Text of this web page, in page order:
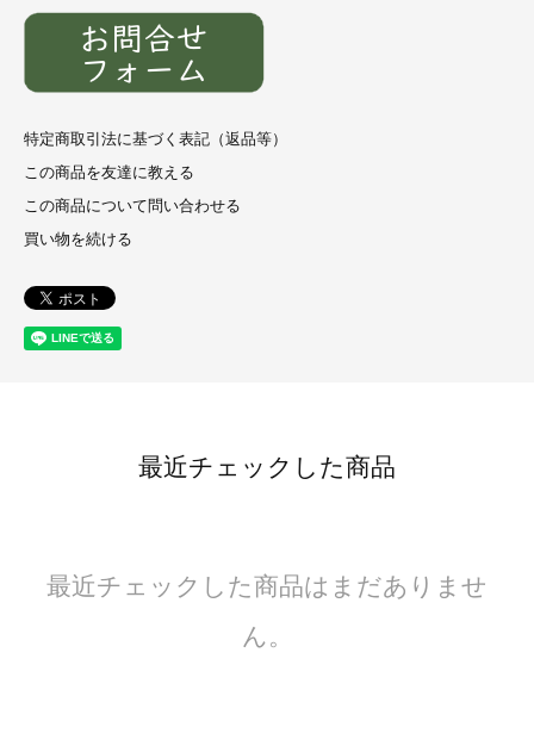
特定商取引法に基づく表記（返品等）
この商品を友達に教える
この商品について問い合わせる
買い物を続ける
最近チェックした商品
最近チェックした商品はまだありませ
ん。